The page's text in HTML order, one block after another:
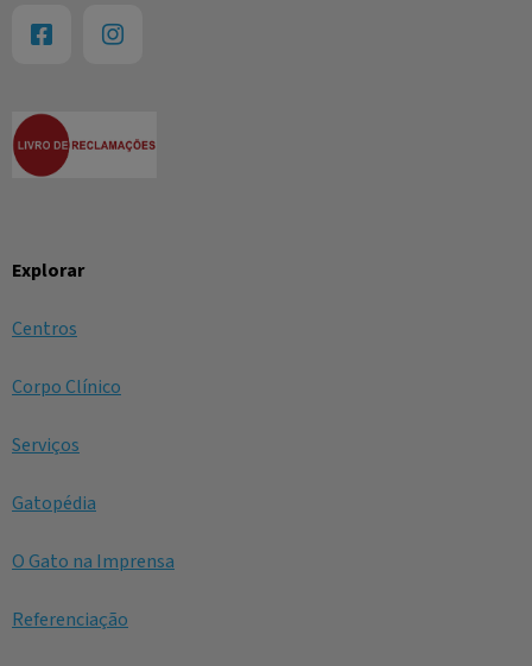
Explorar
Centros
Corpo Clínico
Serviços
Gatopédia
O Gato na Imprensa
Referenciação